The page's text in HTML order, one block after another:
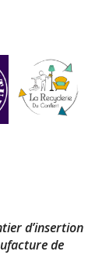
d’insertion
de